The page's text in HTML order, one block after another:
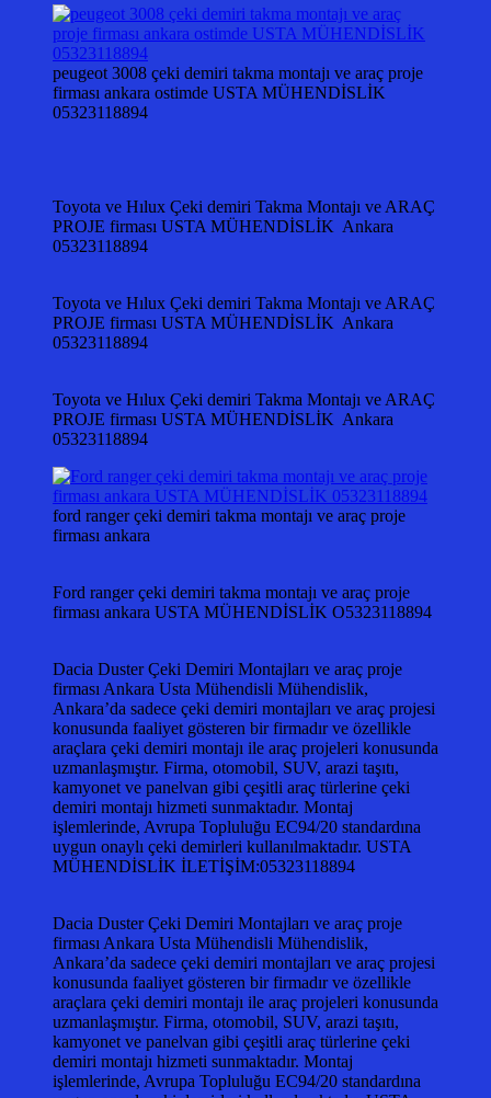
peugeot 3008 çeki demiri takma montajı ve araç proje
firması ankara ostimde USTA MÜHENDİSLİK
05323118894
Toyota ve Hılux Çeki demiri Takma Montajı ve ARAÇ
PROJE firması USTA MÜHENDİSLİK Ankara
05323118894
Toyota ve Hılux Çeki demiri Takma Montajı ve ARAÇ
PROJE firması USTA MÜHENDİSLİK Ankara
05323118894
Toyota ve Hılux Çeki demiri Takma Montajı ve ARAÇ
PROJE firması USTA MÜHENDİSLİK Ankara
05323118894
ford ranger çeki demiri takma montajı ve araç proje
firması ankara
Ford ranger çeki demiri takma montajı ve araç proje
firması ankara USTA MÜHENDİSLİK O5323118894
Dacia Duster Çeki Demiri Montajları ve araç proje
firması Ankara Usta Mühendisli Mühendislik,
Ankara’da sadece çeki demiri montajları ve araç projesi
konusunda faaliyet gösteren bir firmadır ve özellikle
araçlara çeki demiri montajı ile araç projeleri konusunda
uzmanlaşmıştır. Firma, otomobil, SUV, arazi taşıtı,
kamyonet ve panelvan gibi çeşitli araç türlerine çeki
demiri montajı hizmeti sunmaktadır. Montaj
işlemlerinde, Avrupa Topluluğu EC94/20 standardına
uygun onaylı çeki demirleri kullanılmaktadır. USTA
MÜHENDİSLİK İLETİŞİM:05323118894
Dacia Duster Çeki Demiri Montajları ve araç proje
firması Ankara Usta Mühendisli Mühendislik,
Ankara’da sadece çeki demiri montajları ve araç projesi
konusunda faaliyet gösteren bir firmadır ve özellikle
araçlara çeki demiri montajı ile araç projeleri konusunda
uzmanlaşmıştır. Firma, otomobil, SUV, arazi taşıtı,
kamyonet ve panelvan gibi çeşitli araç türlerine çeki
demiri montajı hizmeti sunmaktadır. Montaj
işlemlerinde, Avrupa Topluluğu EC94/20 standardına